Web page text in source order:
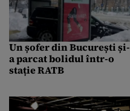
Un șofer din București și-
a parcat bolidul într-o
stație RATB